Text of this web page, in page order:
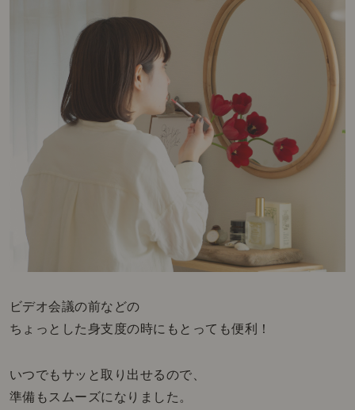
ビデオ会議の前などの
ちょっとした身支度の時にもとっても便利！
いつでもサッと取り出せるので、
準備もスムーズになりました。